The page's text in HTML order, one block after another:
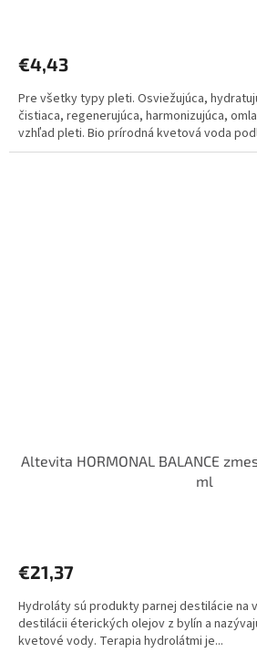
€4,43
Pre všetky typy pleti. Osviežujúca,
čistiaca, regenerujúca, harmonizujúca,
vzhľad pleti. Bio prírodná kvetová voda
Altevita HORMONAL BALANCE
ml
€21,37
Hydroláty sú produkty parnej destilácie na
destilácii éterických olejov z bylín a
kvetové vody. Terapia hydrolátmi je...